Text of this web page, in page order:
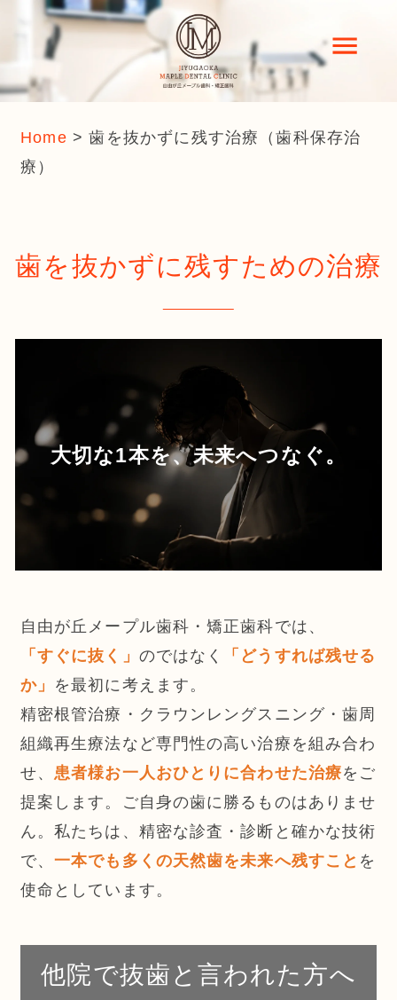
Home >歯を抜かずに残す治療（歯科保存治
療）
歯を抜かずに残すための治療
大切な1本を、未来へつなぐ。
自由が丘メープル歯科・矯正歯科では、
「すぐに抜く」 のではなく
「どうすれば残せる
か」 を最初に考えます。
精密根管治療・クラウンレングスニング・歯周
組織再生療法など専門性の高い治療を組み合わ
せ、患者様お一人おひとりに合わせた治療をご
提案します。ご自身の歯に勝るものはありませ
ん。私たちは、精密な診査・診断と確かな技術
で、一本でも多くの天然歯を未来へ残すこと を
使命としています。
他院で抜歯と言われた方へ